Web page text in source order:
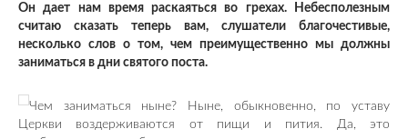
Он дает нам время раскаяться во грехах. Небесполезным
считаю сказать теперь вам, слушатели благочестивые,
несколько слов о том, чем преимущественно мы должны
заниматься в дни святого поста.
Чем заниматься ныне? Ныне, обыкновенно, по уставу
Церкви воздерживаются от пищи и пития. Да, это